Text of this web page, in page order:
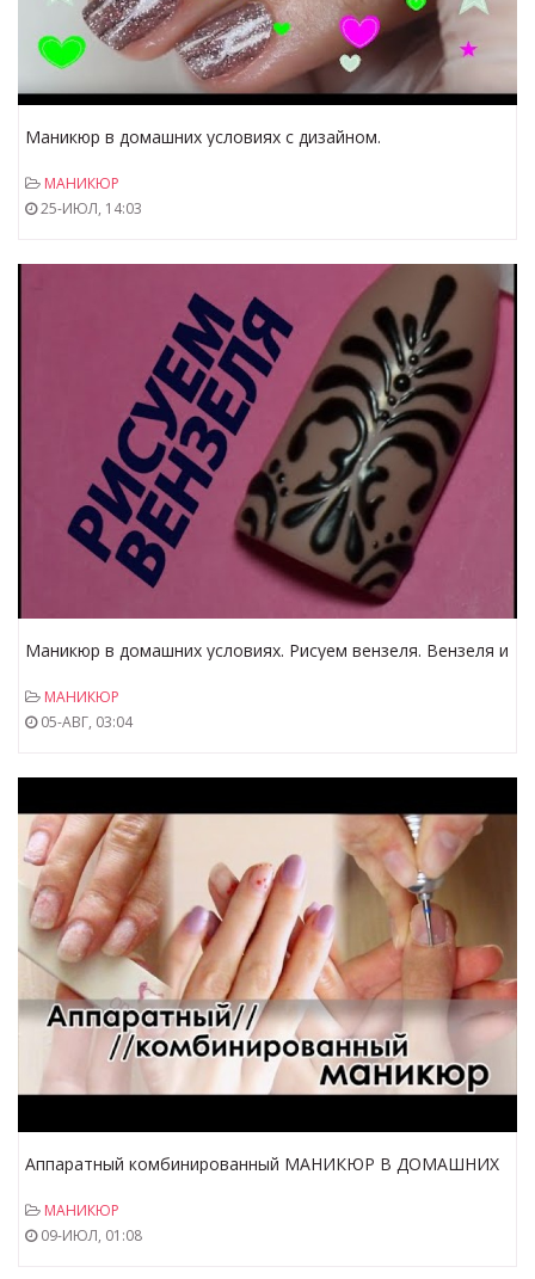
Маникюр в домашних условиях с дизайном.
МАНИКЮР
25-ИЮЛ, 14:03
Маникюр в домашних условиях. Рисуем вензеля. Вензеля и
МАНИКЮР
05-АВГ, 03:04
Аппаратный комбинированный МАНИКЮР В ДОМАШНИХ
МАНИКЮР
09-ИЮЛ, 01:08